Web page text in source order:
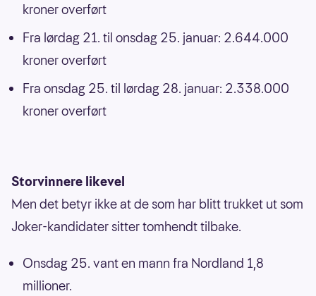
kroner overført
Fra lørdag 21. til onsdag 25. januar: 2.644.000
kroner overført
Fra onsdag 25. til lørdag 28. januar: 2.338.000
kroner overført
Storvinnere likevel
Men det betyr ikke at de som har blitt trukket ut som
Joker-kandidater sitter tomhendt tilbake.
Onsdag 25. vant en mann fra Nordland 1,8
millioner.